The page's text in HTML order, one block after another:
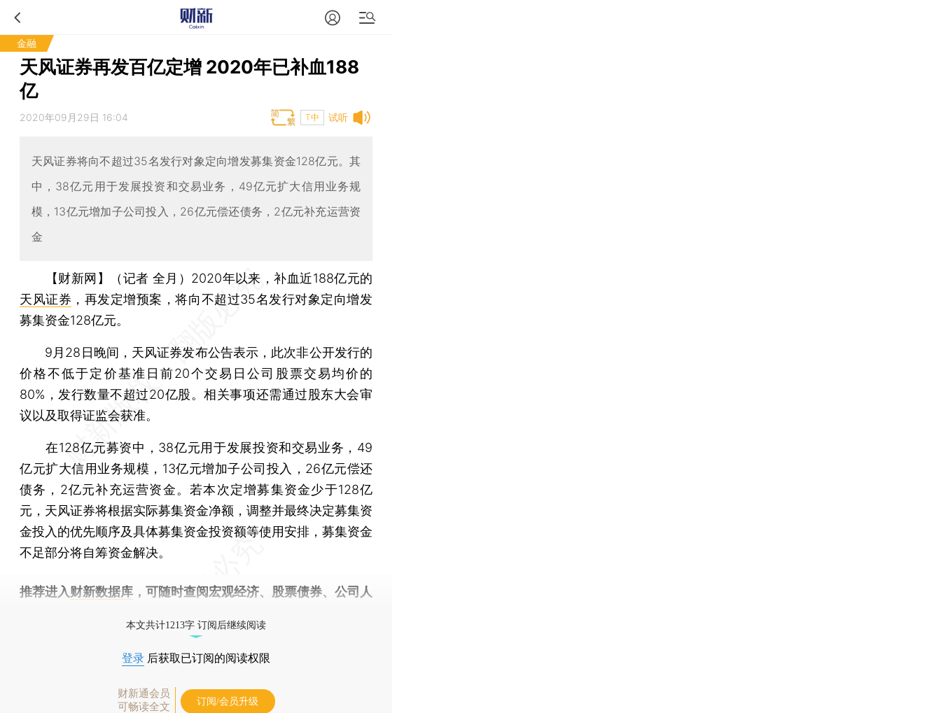
金融
天风证券再发百亿定增 2020年已补血188
亿
试听
2020年09月29日 16:04 T中
天风证券将向不超过35名发行对象定向增发募集资金128亿元。其
中，38亿元用于发展投资和交易业务，49亿元扩大信用业务规
模，13亿元增加子公司投入，26亿元偿还债务，2亿元补充运营资
金
【财新网】（记者 全月） 2020年以来，补血近188亿元的
天风证券 ，再发定增预案，将向不超过35名发行对象定向增发
募集资金128亿元。
9月28日晚间，天风证券发布公告表示，此次非公开发行的
价格不低于定价基准日前20个交易日公司股票交易均价的
80%，发行数量不超过20亿股。相关事项还需通过股东大会审
议以及取得证监会获准。
在128亿元募资中，38亿元用于发展投资和交易业务，49
亿元扩大信用业务规模，13亿元增加子公司投入，26亿元偿还
债务，2亿元补充运营资金。若本次定增募集资金少于128亿
元，天风证券将根据实际募集资金净额，调整并最终决定募集资
金投入的优先顺序及具体募集资金投资额等使用安排，募集资金
不足部分将自筹资金解决。
推荐进入财新数据库 ，可随时查阅宏观经济、股票债券、公司人
本文共计1213字 订阅后继续阅读
登录 后获取已订阅的阅读权限
财新通会员
可畅读全文
订阅/会员升级